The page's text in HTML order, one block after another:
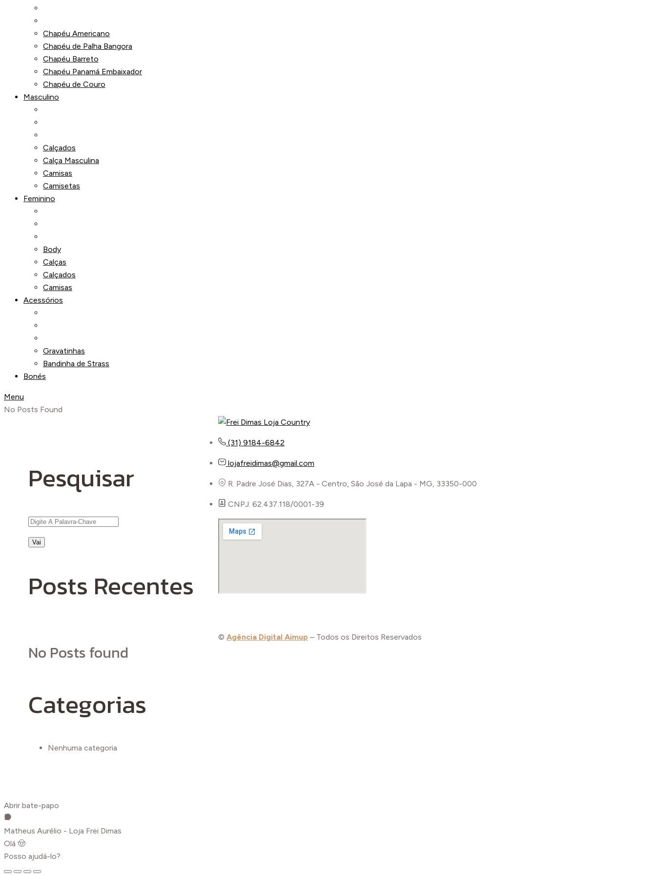
Chapéu Americano
Chapéu de Palha Bangora
Chapéu Barreto
Chapéu Panamá Embaixador
Chapéu de Couro
Masculino
Calçados
Calça Masculina
Camisas
Camisetas
Feminino
Body
Calças
Calçados
Camisas
Acessórios
Gravatinhas
Bandinha de Strass
Bonés
Menu
No Posts Found
Pesquisar
Posts Recentes
No Posts found
Categorias
Nenhuma categoria
(31) 9184-6842
lojafreidimas@gmail.com
R. Padre José Dias, 327A - Centro, São José da Lapa - MG, 33350-000
CNPJ: 62.437.118/0001-39
© Agência Digital Aimup – Todos os Direitos Reservados
Abrir bate-papo
Matheus Aurélio - Loja Frei Dimas
Olá 🤠
Posso ajudá-lo?